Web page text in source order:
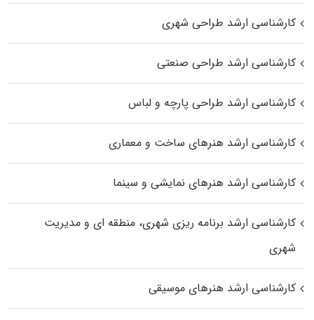
کارشناسی ارشد طراحی شهری
کارشناسی ارشد طراحی صنعتی
کارشناسی ارشد طراحی پارچه و لباس
کارشناسی ارشد هنرهای ساخت و معماری
کارشناسی ارشد هنرهای نمایشی و سینما
کارشناسی ارشد برنامه ریزی شهری، منطقه‌ ای و مدیریت
شهری
کارشناسی ارشد هنرهای موسیقی